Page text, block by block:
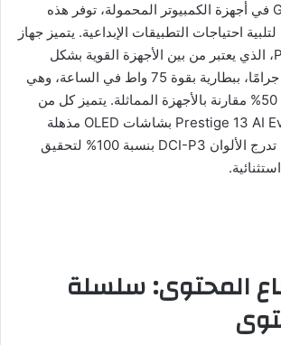
GeForce RTX ™ 40 في أجهزة الكمبيوتر المحمولة، توفر هذه
احتياجات التطبيقات الإبداعية. يتميز جهاز
Prestige 13 AI Evo، الذي يعتبر من بين الأجهزة القوية بشكل
استثنائي ويزن 990 جرامًا، ببطارية بقوة 75 واط في الساعة، وهي
أكبر بنسبة تصل إلى 50% مقارنة بالأجهزة المماثلة. يتميز كل من
Prestige 16 AI وPrestige 13 AI Evo بشاشات OLED مذهلة
بنسبة 16:10 وتغطية تدرج الألوان DCI-P3 بنسبة 100% لتحقيق
المحتوى: سلسلة